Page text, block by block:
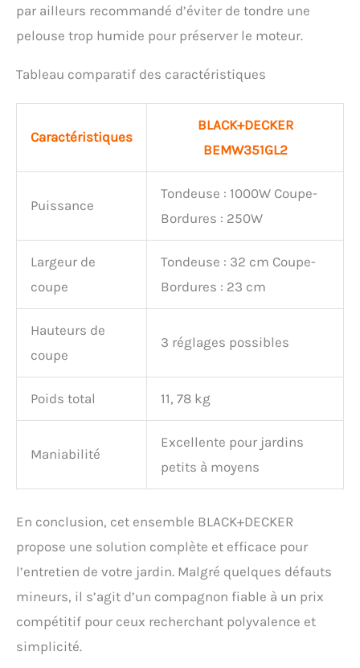
par ailleurs recommandé d’éviter de tondre une
pelouse trop humide pour préserver le moteur.
Tableau comparatif des caractéristiques
Caractéristiques
BLACK+DECKER
BEMW351GL2
Puissance
Tondeuse : 1000W Coupe-
Bordures : 250W
Largeur de
coupe
Tondeuse : 32 cm Coupe-
Bordures : 23 cm
Hauteurs de
coupe
3 réglages possibles
Poids total 11, 78 kg
Maniabilité
Excellente pour jardins
petits à moyens
En conclusion, cet ensemble BLACK+DECKER
propose une solution complète et efficace pour
l’entretien de votre jardin. Malgré quelques défauts
mineurs, il s’agit d’un compagnon fiable à un prix
compétitif pour ceux recherchant polyvalence et
simplicité.